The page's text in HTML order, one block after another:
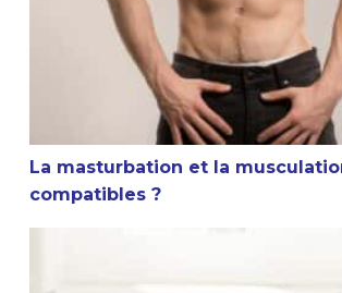
La masturbation et la
compatibles ?
Conseil sportif : Faut-il s’étirer après